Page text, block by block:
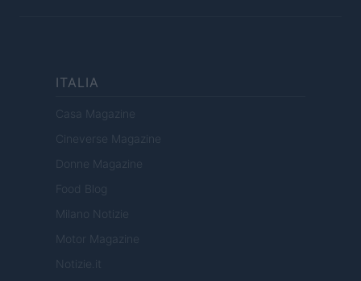
ITALIA
Casa Magazine
Cineverse Magazine
Donne Magazine
Food Blog
Milano Notizie
Motor Magazine
Notizie.it